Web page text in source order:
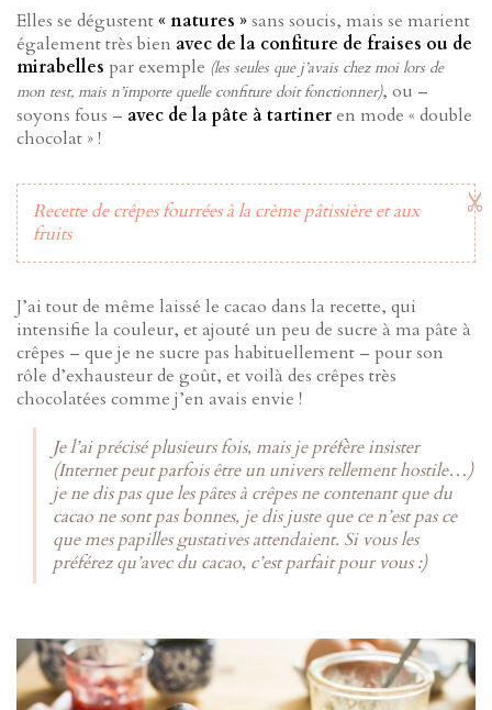
Elles se dégustent« natures »sans soucis, mais se marient
également très bien avec de la confiture de fraises ou de
mirabelles par exemple (les seules que j’avais chez moi lors de
mon test, mais n’importe quelle confiture doit fonctionner), ou –
soyons fous – avec de la pâte à tartineren mode « double
chocolat » !
Recette de crêpes fourrées à la crème pâtissière et aux
fruits
J’ai tout de même laissé le cacao dans la recette, qui
intensifie la couleur, et ajouté un peu de sucre à ma pâte à
crêpes – que je ne sucre pas habituellement – pour son
rôle d’exhausteur de goût, et voilà des crêpes très
chocolatées comme j’en avais envie !
Je l’ai précisé plusieurs fois, mais je préfère insister
(Internet peut parfois être un univers tellement hostile…)
je ne dis pas que les pâtes à crêpes ne contenant que du
cacao ne sont pas bonnes, je dis juste que ce n’est pas ce
que mes papilles gustatives attendaient. Si vous les
préférez qu’avec du cacao, c’est parfait pour vous :)